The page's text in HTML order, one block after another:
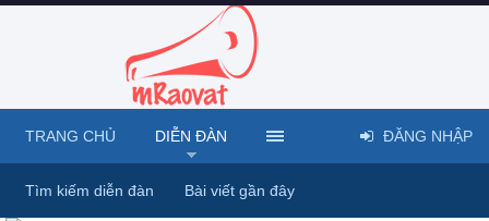
TRANG CHỦ DIỄN ĐÀN
Tìm kiếm diễn đàn Bài viết gần đây
ĐĂNG NHẬP